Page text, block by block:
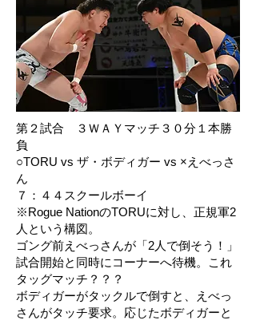
第２試合 ３ＷＡＹマッチ３０分１本勝
負
○TORU vs ザ・ボディガー vs ×えべっさ
ん
７：４４スクールボーイ
※Rogue NationのTORUに対し、正規軍2
人という構図。
ゴング前えべっさんが「2人で倒そう！」
試合開始と同時にコーナーへ待機。これ
タッグマッチ？？？
ボディガーがタックルで倒すと、えべっ
さんがタッチ要求。応じたボディガーと